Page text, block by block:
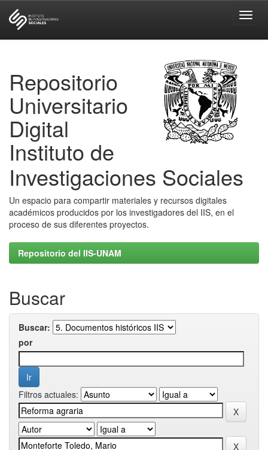
Repositorio
Universitario
Digital
Instituto de
Investigaciones Sociales
Un espacio para compartir materiales y recursos digitales
académicos producidos por los investigadores del IIS, en el
proceso de sus diferentes proyectos.
Repositorio del IIS-UNAM
Buscar
Buscar:
por
Filtros actuales: